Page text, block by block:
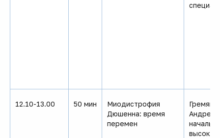
12.10-13.00 50 мин
Миодистрофия
Дюшенна: время
перемен